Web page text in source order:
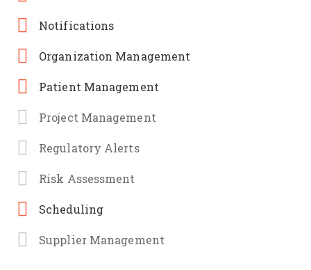
Notifications
Organization Management
Patient Management
Project Management
Regulatory Alerts
Risk Assessment
Scheduling
Supplier Management